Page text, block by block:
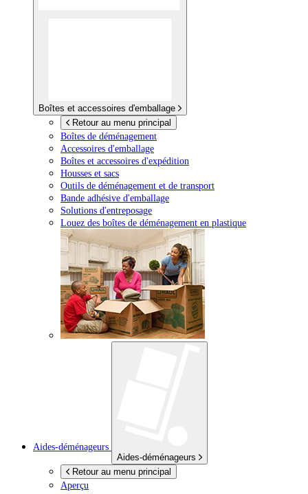
Boîtes et accessoires d'emballage
Retour au menu principal
Boîtes de déménagement
Accessoires d'emballage
Boîtes et accessoires d'expédition
Housses et sacs
Outils de déménagement et de transport
Bande adhésive d'emballage
Solutions d'entreposage
Louez des boîtes de déménagement en plastique
Aides-déménageurs
Aides-déménageurs
Retour au menu principal
Aperçu